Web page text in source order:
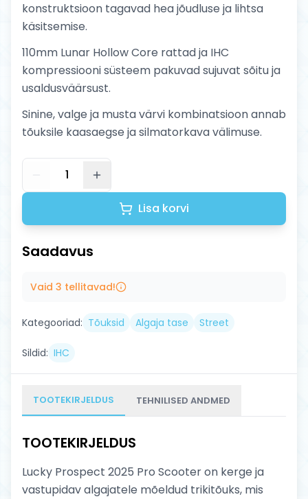
konstruktsioon tagavad hea jõudluse ja lihtsa
käsitsemise.
110mm Lunar Hollow Core rattad ja IHC
kompressiooni süsteem pakuvad sujuvat sõitu ja
usaldusväärsust.
Sinine, valge ja musta värvi kombinatsioon annab
tõuksile kaasaegse ja silmatorkava välimuse.
1
Lisa korvi
Saadavus
Vaid 3 tellitavad!
Kategooriad: Tõuksid Algaja tase Street
Sildid: IHC
TOOTEKIRJELDUS TEHNILISED ANDMED
TOOTEKIRJELDUS
Lucky Prospect 2025 Pro Scooter on kerge ja
vastupidav algajatele mõeldud trikitõuks, mis